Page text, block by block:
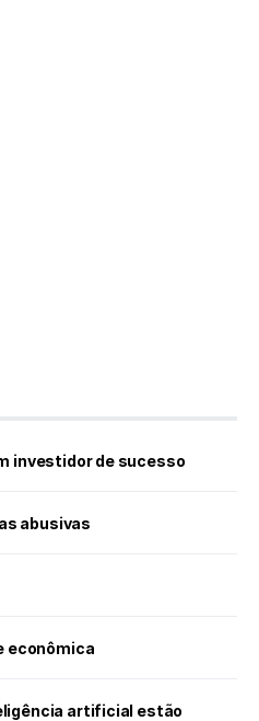
investidor de sucesso
abusivas
econômica
artificial estão